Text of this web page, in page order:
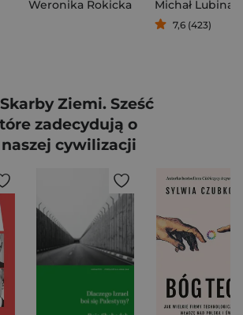
Weronika Rokicka
Michał Lubina
7,6 (423)
Ziemi. Sześć
zadecydują o
cywilizacji